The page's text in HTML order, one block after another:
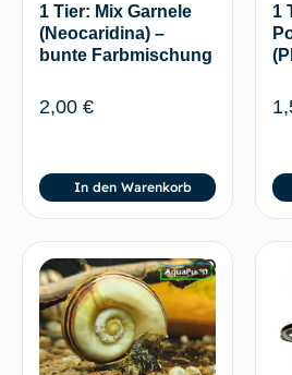
1 Tier: Mix Garnele
(Neocaridina) –
bunte Farbmischung
2,00 €
In den Warenkorb
1